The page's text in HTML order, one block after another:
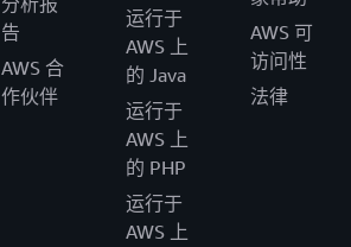
告
AWS 合
作伙伴
运行于
AWS 上
的 Java
运行于
AWS 上
的 PHP
运行于
AWS 上
AWS 可
访问性
法律